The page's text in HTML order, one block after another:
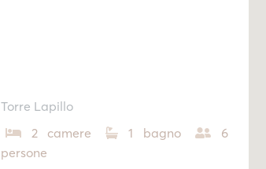
Torre Lapillo
2 camere
1 bagno
6
persone